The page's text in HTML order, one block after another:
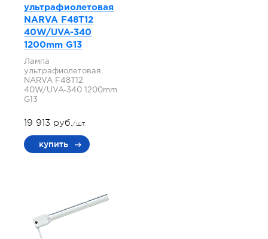
ультрафиолетовая
NARVA F48T12
40W/UVA-340
1200mm G13
Лампа
ультрафиолетовая
NARVA F48T12
40W/UVA-340 1200mm
G13
19 913 руб./шт.
купить